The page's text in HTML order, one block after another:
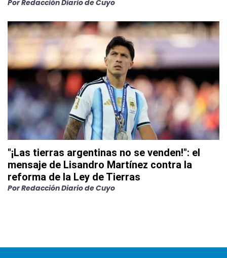
PorRedacción Diario de Cuyo
"¡Las tierras argentinas no se venden!": el
mensaje de Lisandro Martínez contra la
reforma de la Ley de Tierras
PorRedacción Diario de Cuyo